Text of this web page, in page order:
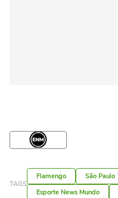
TAGS
Flamengo São Paulo
Esporte News Mundo